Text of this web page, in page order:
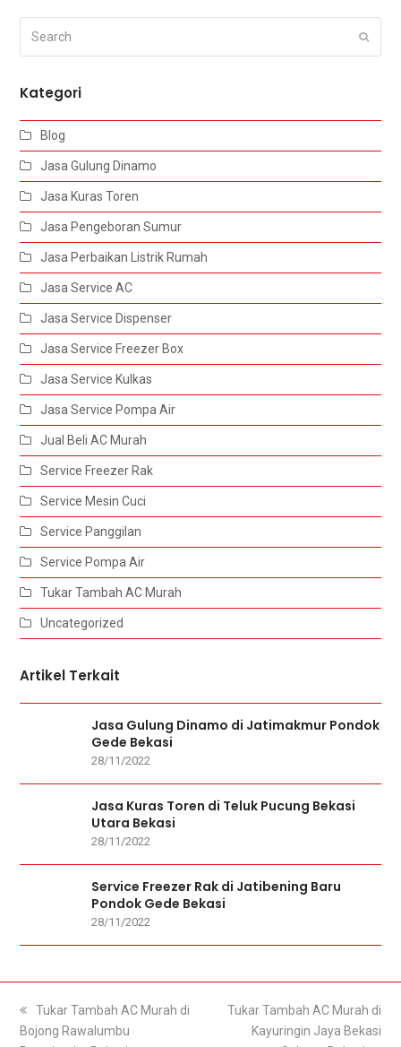
Kategori
Blog
Jasa Gulung Dinamo
Jasa Kuras Toren
Jasa Pengeboran Sumur
Jasa Perbaikan Listrik Rumah
Jasa Service AC
Jasa Service Dispenser
Jasa Service Freezer Box
Jasa Service Kulkas
Jasa Service Pompa Air
Jual Beli AC Murah
Service Freezer Rak
Service Mesin Cuci
Service Panggilan
Service Pompa Air
Tukar Tambah AC Murah
Uncategorized
Artikel Terkait
Jasa Gulung Dinamo di Jatimakmur Pondok
Gede Bekasi
28/11/2022
Jasa Kuras Toren di Teluk Pucung Bekasi
Utara Bekasi
28/11/2022
Service Freezer Rak di Jatibening Baru
Pondok Gede Bekasi
28/11/2022
previous
post:
Tukar Tambah AC Murah di
Bojong Rawalumbu
next
post:
Tukar Tambah AC Murah di
Kayuringin Jaya Bekasi